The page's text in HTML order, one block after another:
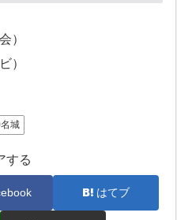
）
）
城
する
はてブ